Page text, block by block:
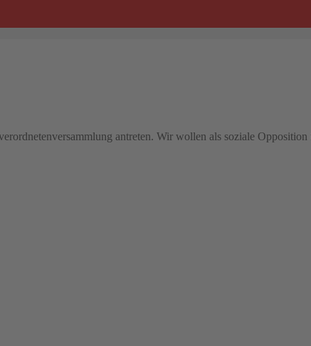
antreten. Wir wollen als soziale Opposition